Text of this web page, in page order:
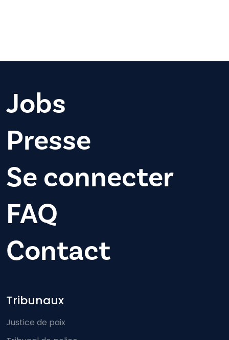
Jobs
Presse
Se connecter
FAQ
Contact
Footer-menu
Tribunaux
Justice de paix